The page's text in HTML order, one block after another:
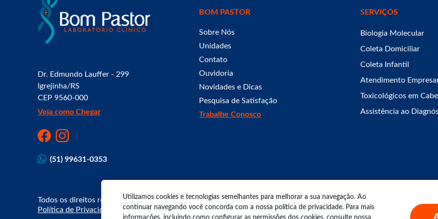
Dr. Edmundo Lauffer - 299
Igrejinha/RS
CEP 9560-000
Veja como Chegar
(51) 99631-0353
BOM PASTOR
Sobre Nós
Unidades
Contato
Ouvidoria
Novidades e Dicas
Pesquisa de Satisfação
Trabalhe Conosco
SERVIÇOS
Biologia Molecular
Coleta Domiciliar
Coleta Infantil
Atendimento
Toxicológicos em
Assistência ao
Todos os direitos reservados. Laboratório Bom Pastor 2026.
Política de Privacidade
Utilizamos cookies e tecnologias semelhantes para melhorar a sua navegação. Ao
continuar navegando você concorda com a nossa política de privacidade. Para mais
informações, incluindo como configurar as permissões dos cookies, consulte nossa